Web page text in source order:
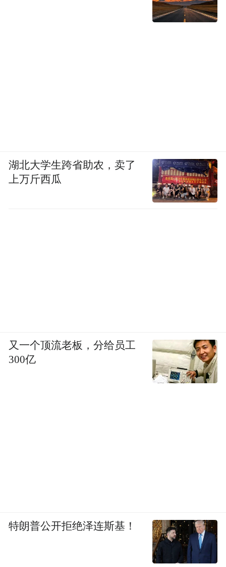
湖北大学生跨省助农，卖了
上万斤西瓜
又一个顶流老板，分给员工
300亿
特朗普公开拒绝泽连斯基！